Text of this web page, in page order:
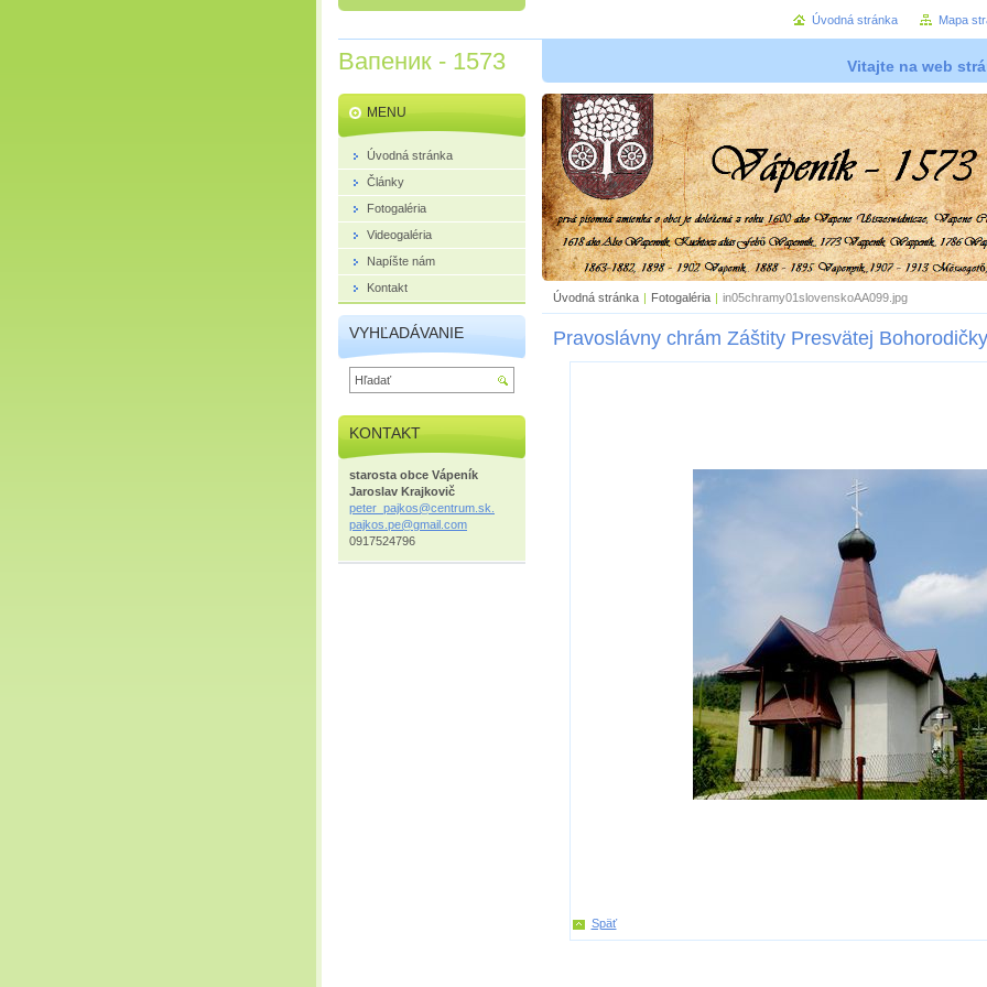
Вапеник - 1573 Vitajte na web
Úvodná stránka | Fotogaléria | in05chramy01slovenskoAA099.jpg
Pravoslávny chrám Záštity Presvätej Bohorodičky
Späť
MENU
Úvodná stránka
Články
Fotogaléria
Videogaléria
Napíšte nám
Kontakt
VYHĽADÁVANIE
KONTAKT
starosta obce Vápeník
Jaroslav Krajkovič
peter_pajkos@centrum.sk.
pajkos.pe@gmail.com
0917524796
Úvodná stránka Mapa